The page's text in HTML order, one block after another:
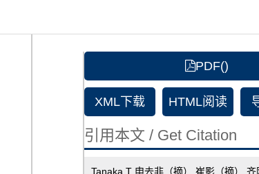
PDF()
XML下载 HTML阅读
引用本文 / Get Citation
Tanaka T 申去非（摘） 崔影（摘）